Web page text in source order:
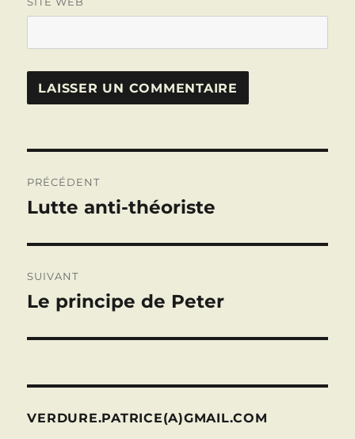
de
PRÉCÉDENT
Publication
Lutte anti-théoriste
SUIVANT
Publication
Le principe de Peter
VERDURE.PATRICE(A)GMAIL.COM